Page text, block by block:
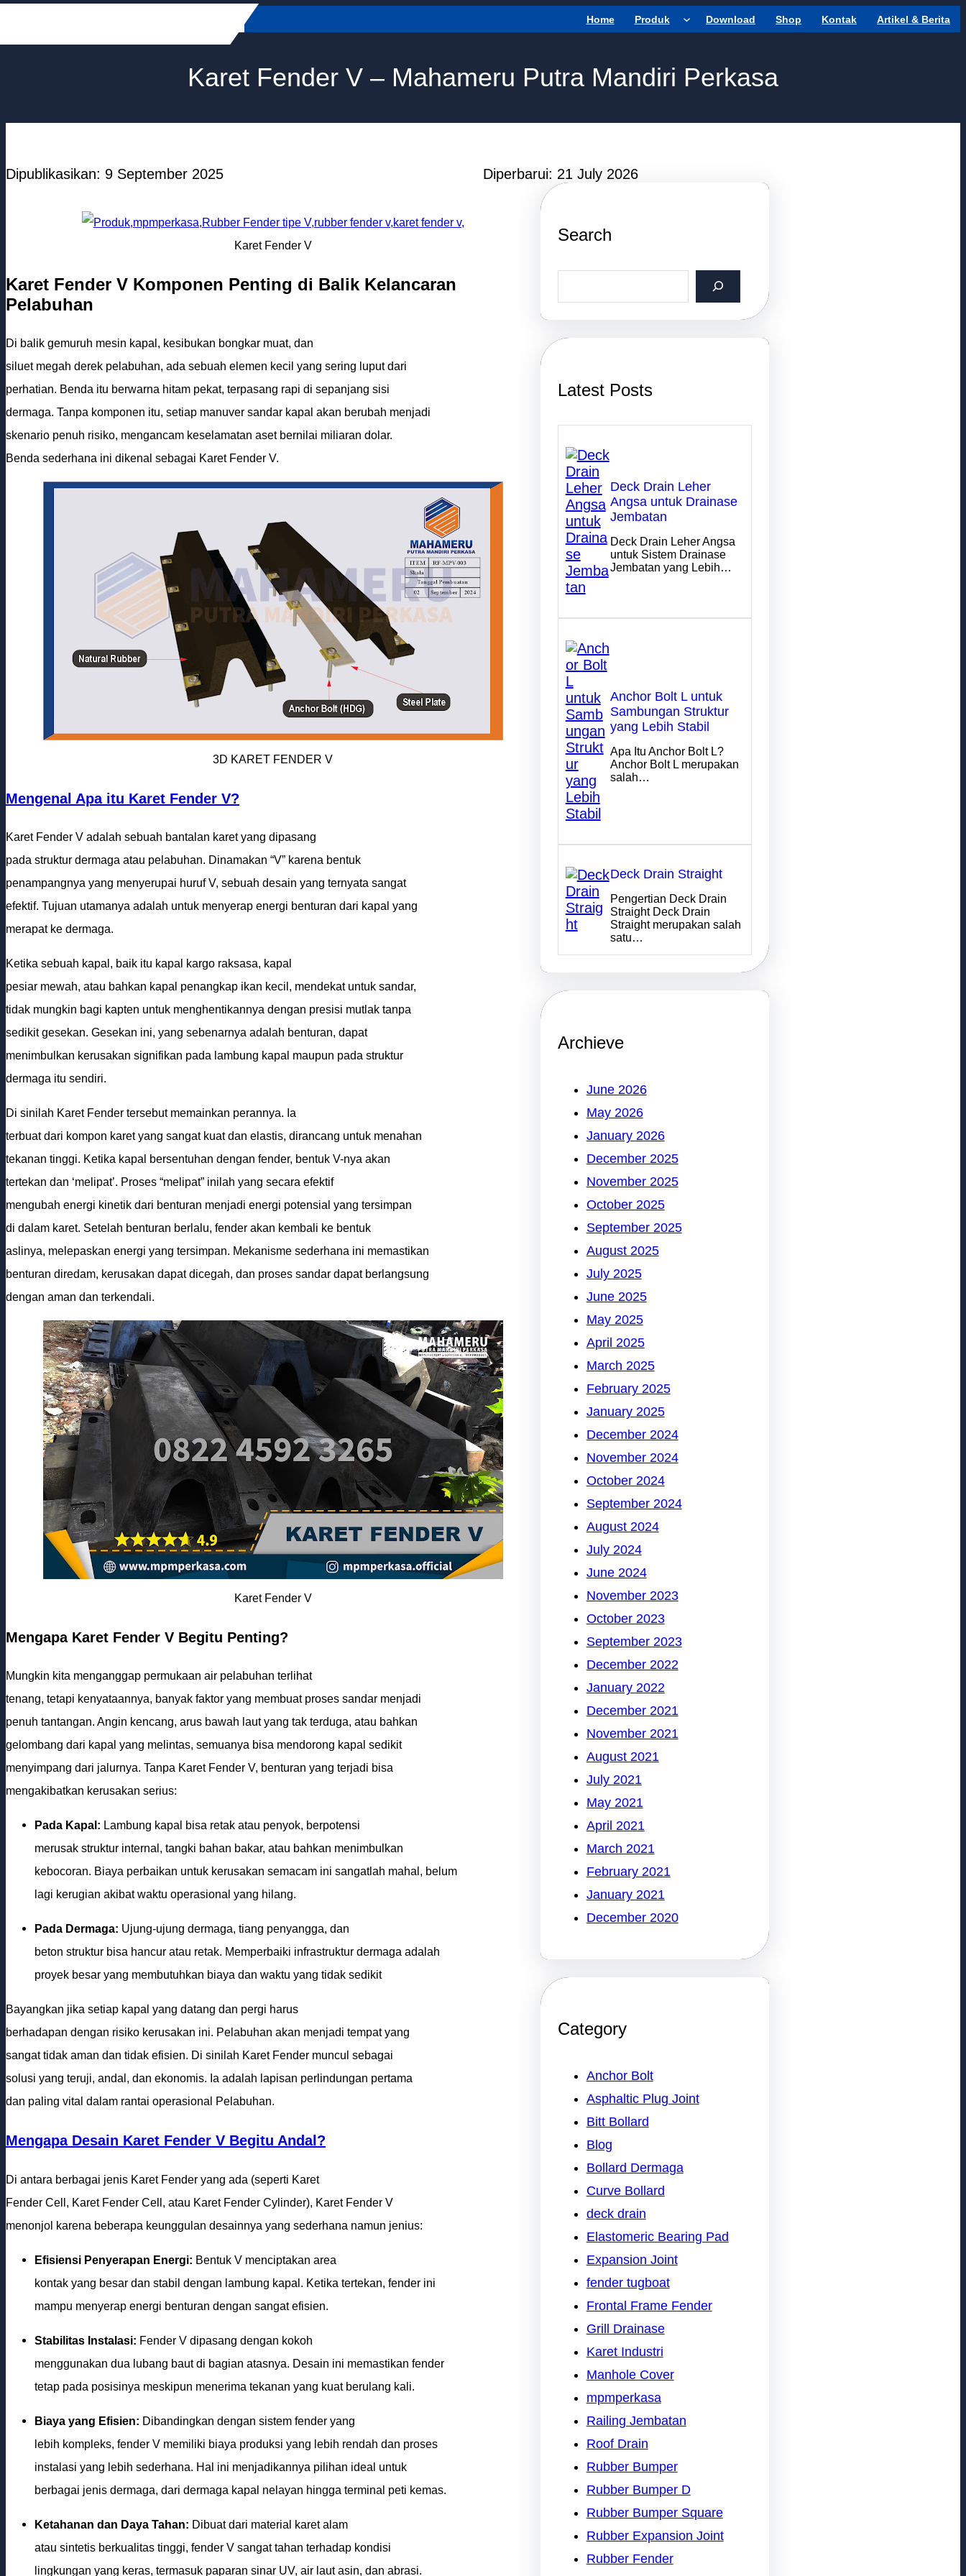
content
Home Produk Download Shop Kontak Artikel & Berita
Karet Fender V – Mahameru Putra Mandiri Perkasa
Dipublikasikan: 9 September 2025 Diperbarui: 21 July 2026
Karet Fender V
Karet Fender V Komponen Penting di Balik Kelancaran
Pelabuhan
Di balik gemuruh mesin kapal, kesibukan bongkar muat, dan
siluet megah derek pelabuhan, ada sebuah elemen kecil yang sering luput dari
perhatian. Benda itu berwarna hitam pekat, terpasang rapi di sepanjang sisi
dermaga. Tanpa komponen itu, setiap manuver sandar kapal akan berubah menjadi
skenario penuh risiko, mengancam keselamatan aset bernilai miliaran dolar.
Benda sederhana ini dikenal sebagai Karet Fender V.
3D KARET FENDER V
Mengenal Apa itu Karet Fender V?
Karet Fender V adalah sebuah bantalan karet yang dipasang
pada struktur dermaga atau pelabuhan. Dinamakan “V” karena bentuk
penampangnya yang menyerupai huruf V, sebuah desain yang ternyata sangat
efektif. Tujuan utamanya adalah untuk menyerap energi benturan dari kapal yang
merapat ke dermaga.
Ketika sebuah kapal, baik itu kapal kargo raksasa, kapal
pesiar mewah, atau bahkan kapal penangkap ikan kecil, mendekat untuk sandar,
tidak mungkin bagi kapten untuk menghentikannya dengan presisi mutlak tanpa
sedikit gesekan. Gesekan ini, yang sebenarnya adalah benturan, dapat
menimbulkan kerusakan signifikan pada lambung kapal maupun pada struktur
dermaga itu sendiri.
Di sinilah Karet Fender tersebut memainkan perannya. Ia
terbuat dari kompon karet yang sangat kuat dan elastis, dirancang untuk menahan
tekanan tinggi. Ketika kapal bersentuhan dengan fender, bentuk V-nya akan
tertekan dan ‘melipat’. Proses “melipat” inilah yang secara efektif
mengubah energi kinetik dari benturan menjadi energi potensial yang tersimpan
di dalam karet. Setelah benturan berlalu, fender akan kembali ke bentuk
aslinya, melepaskan energi yang tersimpan. Mekanisme sederhana ini memastikan
benturan diredam, kerusakan dapat dicegah, dan proses sandar dapat berlangsung
dengan aman dan terkendali.
Karet Fender V
Mengapa Karet Fender V Begitu Penting?
Mungkin kita menganggap permukaan air pelabuhan terlihat
tenang, tetapi kenyataannya, banyak faktor yang membuat proses sandar menjadi
penuh tantangan. Angin kencang, arus bawah laut yang tak terduga, atau bahkan
gelombang dari kapal yang melintas, semuanya bisa mendorong kapal sedikit
menyimpang dari jalurnya. Tanpa Karet Fender V, benturan yang terjadi bisa
mengakibatkan kerusakan serius:
Pada Kapal: Lambung kapal bisa retak atau penyok, berpotensi
merusak struktur internal, tangki bahan bakar, atau bahkan menimbulkan
kebocoran. Biaya perbaikan untuk kerusakan semacam ini sangatlah mahal, belum
lagi kerugian akibat waktu operasional yang hilang.
Pada Dermaga: Ujung-ujung dermaga, tiang penyangga, dan
beton struktur bisa hancur atau retak. Memperbaiki infrastruktur dermaga adalah
proyek besar yang membutuhkan biaya dan waktu yang tidak sedikit
Bayangkan jika setiap kapal yang datang dan pergi harus
berhadapan dengan risiko kerusakan ini. Pelabuhan akan menjadi tempat yang
sangat tidak aman dan tidak efisien. Di sinilah Karet Fender muncul sebagai
solusi yang teruji, andal, dan ekonomis. Ia adalah lapisan perlindungan pertama
dan paling vital dalam rantai operasional Pelabuhan.
Mengapa Desain Karet Fender V Begitu Andal?
Di antara berbagai jenis Karet Fender yang ada (seperti Karet
Fender Cell, Karet Fender Cell, atau Karet Fender Cylinder), Karet Fender V
menonjol karena beberapa keunggulan desainnya yang sederhana namun jenius:
Efisiensi Penyerapan Energi: Bentuk V menciptakan area
kontak yang besar dan stabil dengan lambung kapal. Ketika tertekan, fender ini
mampu menyerap energi benturan dengan sangat efisien.
Stabilitas Instalasi: Fender V dipasang dengan kokoh
menggunakan dua lubang baut di bagian atasnya. Desain ini memastikan fender
tetap pada posisinya meskipun menerima tekanan yang kuat berulang kali.
Biaya yang Efisien: Dibandingkan dengan sistem fender yang
lebih kompleks, fender V memiliki biaya produksi yang lebih rendah dan proses
instalasi yang lebih sederhana. Hal ini menjadikannya pilihan ideal untuk
berbagai jenis dermaga, dari dermaga kapal nelayan hingga terminal peti kemas.
Ketahanan dan Daya Tahan: Dibuat dari material karet alam
atau sintetis berkualitas tinggi, fender V sangat tahan terhadap kondisi
lingkungan yang keras, termasuk paparan sinar UV, air laut asin, dan abrasi.
Search
c
Latest Posts
Deck Drain Leher
Angsa untuk Drainase
Jembatan
Deck Drain Leher Angsa
untuk Sistem Drainase
Jembatan yang Lebih…
Anchor Bolt L untuk
Sambungan Struktur
yang Lebih Stabil
Apa Itu Anchor Bolt L?
Anchor Bolt L merupakan
salah…
Deck Drain Straight
Pengertian Deck Drain
Straight Deck Drain
Straight merupakan salah
satu…
Archieve
June 2026
May 2026
January 2026
December 2025
November 2025
October 2025
September 2025
August 2025
July 2025
June 2025
May 2025
April 2025
March 2025
February 2025
January 2025
December 2024
November 2024
October 2024
September 2024
August 2024
July 2024
June 2024
November 2023
October 2023
September 2023
December 2022
January 2022
December 2021
November 2021
August 2021
July 2021
May 2021
April 2021
March 2021
February 2021
January 2021
December 2020
Category
Anchor Bolt
Asphaltic Plug Joint
Bitt Bollard
Blog
Bollard Dermaga
Curve Bollard
deck drain
Elastomeric Bearing Pad
Expansion Joint
fender tugboat
Frontal Frame Fender
Grill Drainase
Karet Industri
Manhole Cover
mpmperkasa
Railing Jembatan
Roof Drain
Rubber Bumper
Rubber Bumper D
Rubber Bumper Square
Rubber Expansion Joint
Rubber Fender